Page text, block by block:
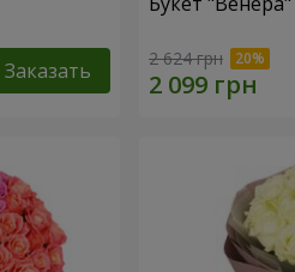
Заказать 2 624 грн